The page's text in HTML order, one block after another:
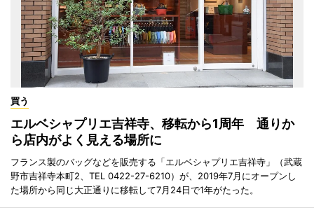
買う
エルベシャプリエ吉祥寺、移転から1周年 通りか
ら店内がよく見える場所に
フランス製のバッグなどを販売する「エルベシャプリエ吉祥寺」（武蔵
野市吉祥寺本町2、TEL 0422-27-6210）が、2019年7月にオープンし
た場所から同じ大正通りに移転して7月24日で1年がたった。